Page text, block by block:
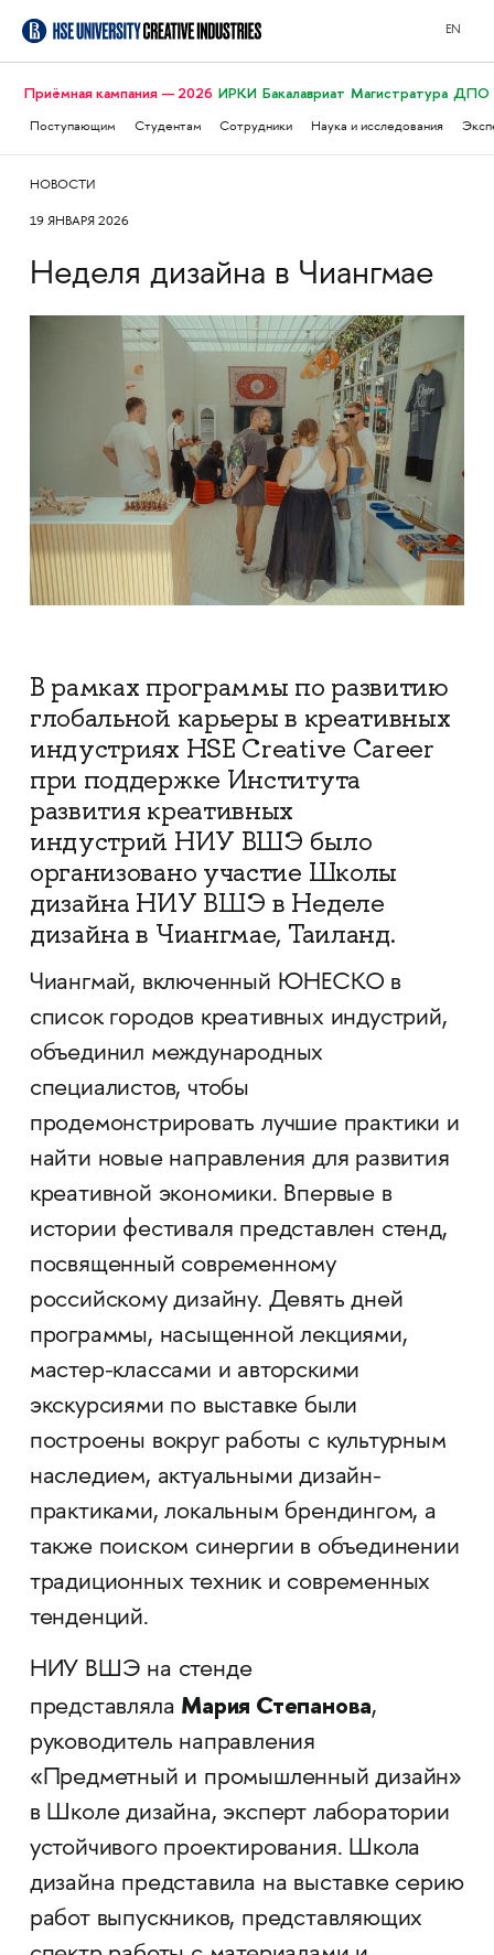
EN
Приёмная кампания — 2026 ИРКИ Бакалавриат Магистратура ДПО
Поступающим Студентам Сотрудники Наука и исследования
НОВОСТИ
19 ЯНВАРЯ 2026
Неделя дизайна в Чиангмае
В рамках программы по развитию
глобальной карьеры в креативных
индустриях HSE Creative Career
при поддержке Института
развития креативных
индустрий НИУ ВШЭ было
организовано участие Школы
дизайна НИУ ВШЭ в Неделе
дизайна в Чиангмае, Таиланд.
Чиангмай, включенный ЮНЕСКО в
список городов креативных индустрий,
объединил международных
специалистов, чтобы
продемонстрировать лучшие практики и
найти новые направления для развития
креативной экономики. Впервые в
истории фестиваля представлен стенд,
посвященный современному
российскому дизайну. Девять дней
программы, насыщенной лекциями,
мастер-классами и авторскими
экскурсиями по выставке были
построены вокруг работы с культурным
наследием, актуальными дизайн-
практиками, локальным брендингом, а
также поиском синергии в объединении
традиционных техник и современных
тенденций.
НИУ ВШЭ на стенде
представляла Мария Степанова,
руководитель направления
«Предметный и промышленный дизайн»
в Школе дизайна, эксперт лаборатории
устойчивого проектирования. Школа
дизайна представила на выставке серию
работ выпускников, представляющих